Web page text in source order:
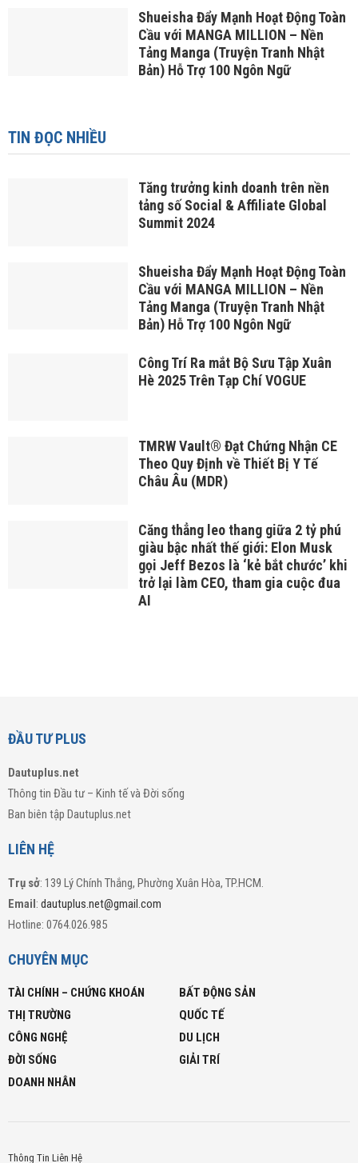
Shueisha Đẩy Mạnh Hoạt Động Toàn
Cầu với MANGA MILLION – Nền
Tảng Manga (Truyện Tranh Nhật
Bản) Hỗ Trợ 100 Ngôn Ngữ
TIN ĐỌC NHIỀU
Tăng trưởng kinh doanh trên nền
tảng số Social & Affiliate Global
Summit 2024
Shueisha Đẩy Mạnh Hoạt Động Toàn
Cầu với MANGA MILLION – Nền
Tảng Manga (Truyện Tranh Nhật
Bản) Hỗ Trợ 100 Ngôn Ngữ
Công Trí Ra mắt Bộ Sưu Tập Xuân
Hè 2025 Trên Tạp Chí VOGUE
TMRW Vault® Đạt Chứng Nhận CE
Theo Quy Định về Thiết Bị Y Tế
Châu Âu (MDR)
Căng thẳng leo thang giữa 2 tỷ phú
giàu bậc nhất thế giới: Elon Musk
gọi Jeff Bezos là ‘kẻ bắt chước’ khi
trở lại làm CEO, tham gia cuộc đua
AI
ĐẦU TƯ PLUS
Dautuplus.net
Thông tin Đầu tư – Kinh tế và Đời sống
Ban biên tập Dautuplus.net
LIÊN HỆ
Trụ sở: 139 Lý Chính Thắng, Phường Xuân Hòa, TP.HCM.
Email: dautuplus.net@gmail.com
Hotline: 0764.026.985
CHUYÊN MỤC
TÀI CHÍNH – CHỨNG KHOÁN
BẤT ĐỘNG SẢN
THỊ TRƯỜNG
QUỐC TẾ
CÔNG NGHỆ
DU LỊCH
ĐỜI SỐNG
GIẢI TRÍ
DOANH NHÂN
Thông Tin Liên Hệ